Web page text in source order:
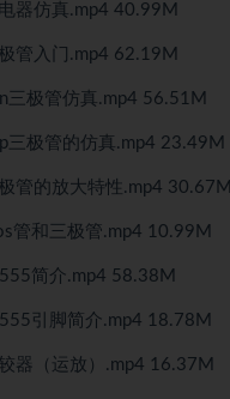
器仿真.mp4 40.99M
管入门.mp4 62.19M
三极管仿真.mp4 56.51M
三极管的仿真.mp4 23.49M
管的放大特性.mp4 30.67M
管和三极管.mp4 10.99M
简介.mp4 58.38M
引脚简介.mp4 18.78M
器（运放）.mp4 16.37M